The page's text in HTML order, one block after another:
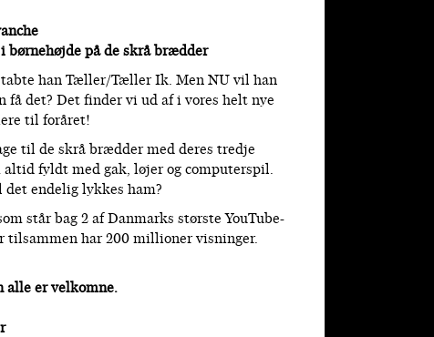
børnehøjde på de skrå brædder
tabte han Tæller/Tæller Ik. Men NU vil han
få det? Det finder vi ud af i vores helt nye
til foråret!
til de skrå brædder med deres tredje
altid fyldt med gak, løjer og computerspil.
endelig lykkes ham?
står bag 2 af Danmarks største YouTube-
tilsammen har 200 millioner visninger.
alle er velkomne.